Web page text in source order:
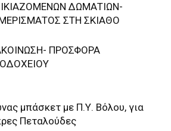
ΔΩΜΑΤΙΩΝ-
ΣΤΗ ΣΚΙΑΘΟ
ΠΡΟΣΦΟΡΑ
μπάσκετ με Π.Υ. Βόλου, για
Πεταλούδες